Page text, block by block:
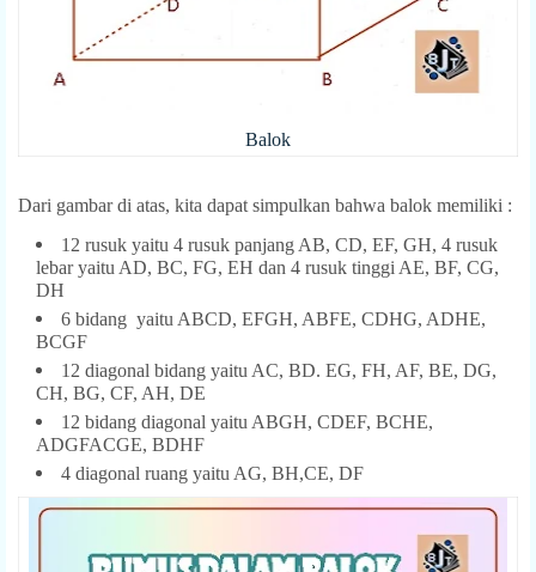
Balok
Dari gambar di atas, kita dapat simpulkan bahwa balok memiliki :
12 rusuk yaitu 4 rusuk panjang AB, CD, EF, GH, 4 rusuk
lebar yaitu AD, BC, FG, EH dan 4 rusuk tinggi AE, BF, CG,
DH
6 bidang yaitu ABCD, EFGH, ABFE, CDHG, ADHE,
BCGF
12 diagonal bidang yaitu AC, BD. EG, FH, AF, BE, DG,
CH, BG, CF, AH, DE
12 bidang diagonal yaitu ABGH, CDEF, BCHE,
ADGFACGE, BDHF
4 diagonal ruang yaitu AG, BH,CE, DF